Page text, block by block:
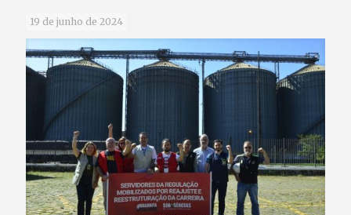
19 de junho de 2024